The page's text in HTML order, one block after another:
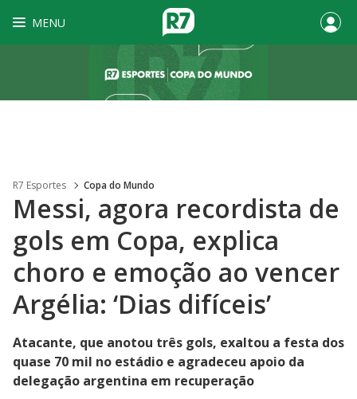
MENU
R7 Esportes Copa do Mundo
Messi, agora recordista de
gols em Copa, explica
choro e emoção ao vencer
Argélia: ‘Dias difíceis’
Atacante, que anotou três gols, exaltou a festa dos
quase 70 mil no estádio e agradeceu apoio da
delegação argentina em recuperação